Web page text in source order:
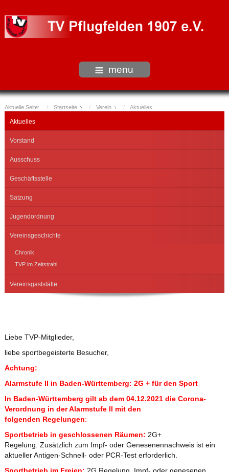
menu
Aktuelle Seite: Startseite Verein Aktuelles
Aktuelles
Vorstand
Ausschuss
Geschäftsstelle
Satzung
Jugendordnung
Vereinsgeschichte
Chronik
TVP im Zeitstrahl
Vereinsgaststätte
Liebe TVP-Mitglieder,
liebe sportbegeisterte Besucher,
Achtung:
Alarmstufe II in Baden-Württemberg: 2G + für den Sport
In Baden-Württemberg gilt ab dem 04.12.2021 die Corona-
Verordnung in der Alarmstufe II mit den
folgenden Regelungen:
Sportbetrieb in geschlossenen Räumen: 2G+
Regelung. Zusätzlich zum Impf- oder Genesenennachweis ist ein
aktueller Antigen-Schnell- oder PCR-Test erforderlich.